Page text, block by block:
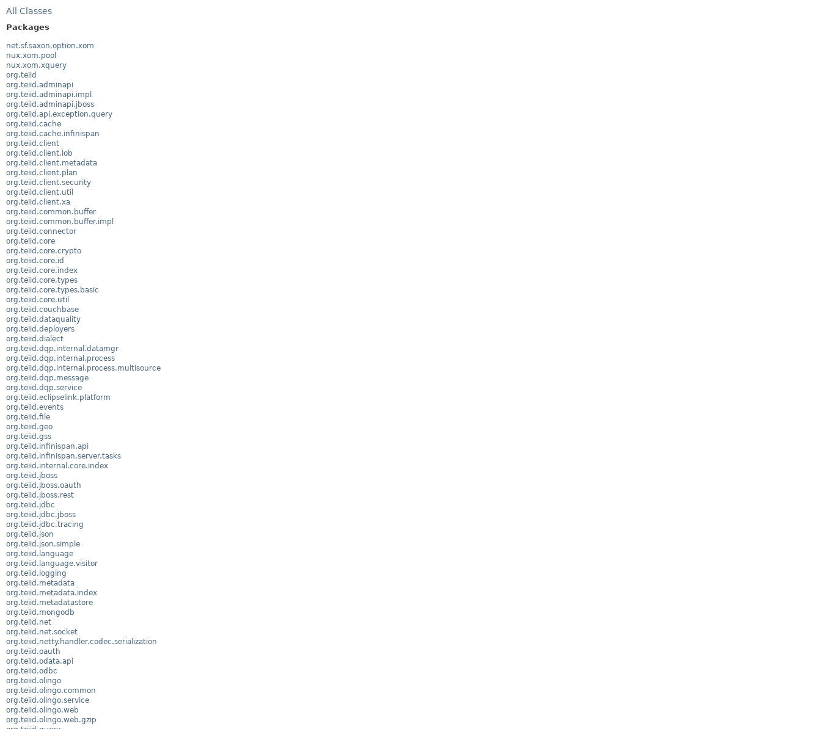
All Classes
Packages
net.sf.saxon.option.xom
nux.xom.pool
nux.xom.xquery
org.teiid
org.teiid.adminapi
org.teiid.adminapi.impl
org.teiid.adminapi.jboss
org.teiid.api.exception.query
org.teiid.cache
org.teiid.cache.infinispan
org.teiid.client
org.teiid.client.lob
org.teiid.client.metadata
org.teiid.client.plan
org.teiid.client.security
org.teiid.client.util
org.teiid.client.xa
org.teiid.common.buffer
org.teiid.common.buffer.impl
org.teiid.connector
org.teiid.core
org.teiid.core.crypto
org.teiid.core.id
org.teiid.core.index
org.teiid.core.types
org.teiid.core.types.basic
org.teiid.core.util
org.teiid.couchbase
org.teiid.dataquality
org.teiid.deployers
org.teiid.dialect
org.teiid.dqp.internal.datamgr
org.teiid.dqp.internal.process
org.teiid.dqp.internal.process.multisource
org.teiid.dqp.message
org.teiid.dqp.service
org.teiid.eclipselink.platform
org.teiid.events
org.teiid.file
org.teiid.geo
org.teiid.gss
org.teiid.infinispan.api
org.teiid.infinispan.server.tasks
org.teiid.internal.core.index
org.teiid.jboss
org.teiid.jboss.oauth
org.teiid.jboss.rest
org.teiid.jdbc
org.teiid.jdbc.jboss
org.teiid.jdbc.tracing
org.teiid.json
org.teiid.json.simple
org.teiid.language
org.teiid.language.visitor
org.teiid.logging
org.teiid.metadata
org.teiid.metadata.index
org.teiid.metadatastore
org.teiid.mongodb
org.teiid.net
org.teiid.net.socket
org.teiid.netty.handler.codec.serialization
org.teiid.oauth
org.teiid.odata.api
org.teiid.odbc
org.teiid.olingo
org.teiid.olingo.common
org.teiid.olingo.service
org.teiid.olingo.web
org.teiid.olingo.web.gzip